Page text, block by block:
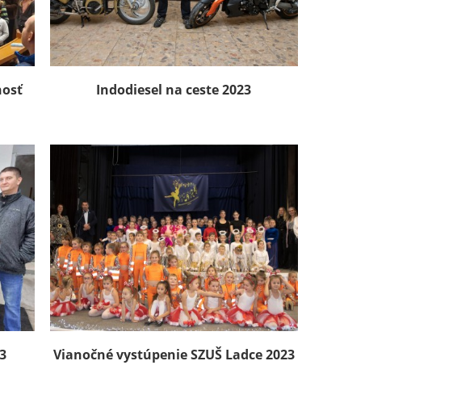
Indodiesel na ceste 2023
Vianočné vystúpenie SZUŠ Ladce 2023